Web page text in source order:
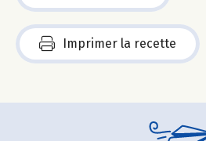
Imprimer la recette